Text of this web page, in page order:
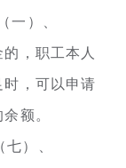
一）、
，职工本人
，可以申请
额。
）、